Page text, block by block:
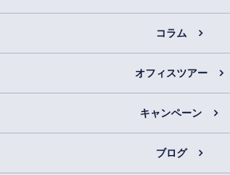
コラム
オフィスツアー
キャンペーン
ブログ